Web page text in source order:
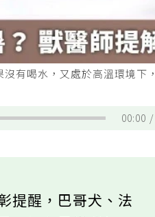
有喝水，又處於高溫環境下
00:00
提醒，巴哥犬、法